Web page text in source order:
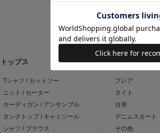
トップス
Tシャツ / カットソー
ニット / セーター
カーディガン / アンサンブル
タンクトップ / キャミソール
シャツ / ブラウス
スカート
フレア
タイト
台形
デニムスカート
その他